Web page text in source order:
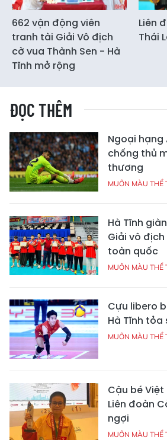
662 vận động viên
tranh tài Giải Vô địch
cờ vua Thành Sen - Hà
Tĩnh mở rộng
Liên
Thái
ĐỌC THÊM
Ngoại hạng
chống thủ
thương
MUÔN MÀU THỂ
Hà Tĩnh
Giải vô
toàn quốc
MUÔN MÀU THỂ
Cựu libero
Hà Tĩnh tỏa
MUÔN MÀU THỂ
Cậu bé
Liên đoàn
ngợi
MUÔN MÀU THỂ